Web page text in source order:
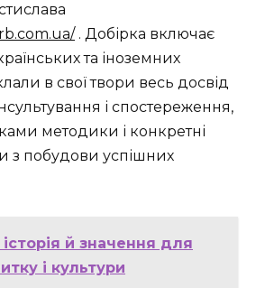
. Добірка включає
та іноземних
в свої твори весь досвід
і спостереження,
методики і конкретні
з побудови успішних
історія й значення для
і культури